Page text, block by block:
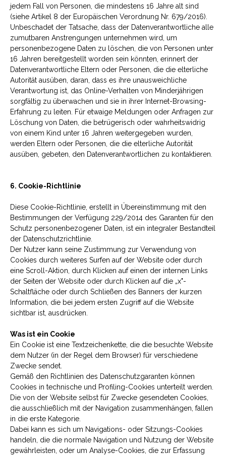
jedem Fall von Personen, die mindestens 16 Jahre alt sind
(siehe Artikel 8 der Europäischen Verordnung Nr. 679/2016).
Unbeschadet der Tatsache, dass der Datenverantwortliche alle
zumutbaren Anstrengungen unternehmen wird, um
personenbezogene Daten zu löschen, die von Personen unter
16 Jahren bereitgestellt worden sein könnten, erinnert der
Datenverantwortliche Eltern oder Personen, die die elterliche
Autorität ausüben, daran, dass es ihre unausweichliche
Verantwortung ist, das Online-Verhalten von Minderjährigen
sorgfältig zu überwachen und sie in ihrer Internet-Browsing-
Erfahrung zu leiten. Für etwaige Meldungen oder Anfragen zur
Löschung von Daten, die betrügerisch oder wahrheitswidrig
von einem Kind unter 16 Jahren weitergegeben wurden,
werden Eltern oder Personen, die die elterliche Autorität
ausüben, gebeten, den Datenverantwortlichen zu kontaktieren.
6. Cookie-Richtlinie
Diese Cookie-Richtlinie, erstellt in Übereinstimmung mit den
Bestimmungen der Verfügung 229/2014 des Garanten für den
Schutz personenbezogener Daten, ist ein integraler Bestandteil
der Datenschutzrichtlinie.
Der Nutzer kann seine Zustimmung zur Verwendung von
Cookies durch weiteres Surfen auf der Website oder durch
eine Scroll-Aktion, durch Klicken auf einen der internen Links
der Seiten der Website oder durch Klicken auf die „x"-
Schaltfläche oder durch Schließen des Banners der kurzen
Information, die bei jedem ersten Zugriff auf die Website
sichtbar ist, ausdrücken.
Was ist ein Cookie
Ein Cookie ist eine Textzeichenkette, die die besuchte Website
dem Nutzer (in der Regel dem Browser) für verschiedene
Zwecke sendet.
Gemäß den Richtlinien des Datenschutzgaranten können
Cookies in technische und Profiling-Cookies unterteilt werden.
Die von der Website selbst für Zwecke gesendeten Cookies,
die ausschließlich mit der Navigation zusammenhängen, fallen
in die erste Kategorie.
Dabei kann es sich um Navigations- oder Sitzungs-Cookies
handeln, die die normale Navigation und Nutzung der Website
gewährleisten, oder um Analyse-Cookies, die zur Erfassung